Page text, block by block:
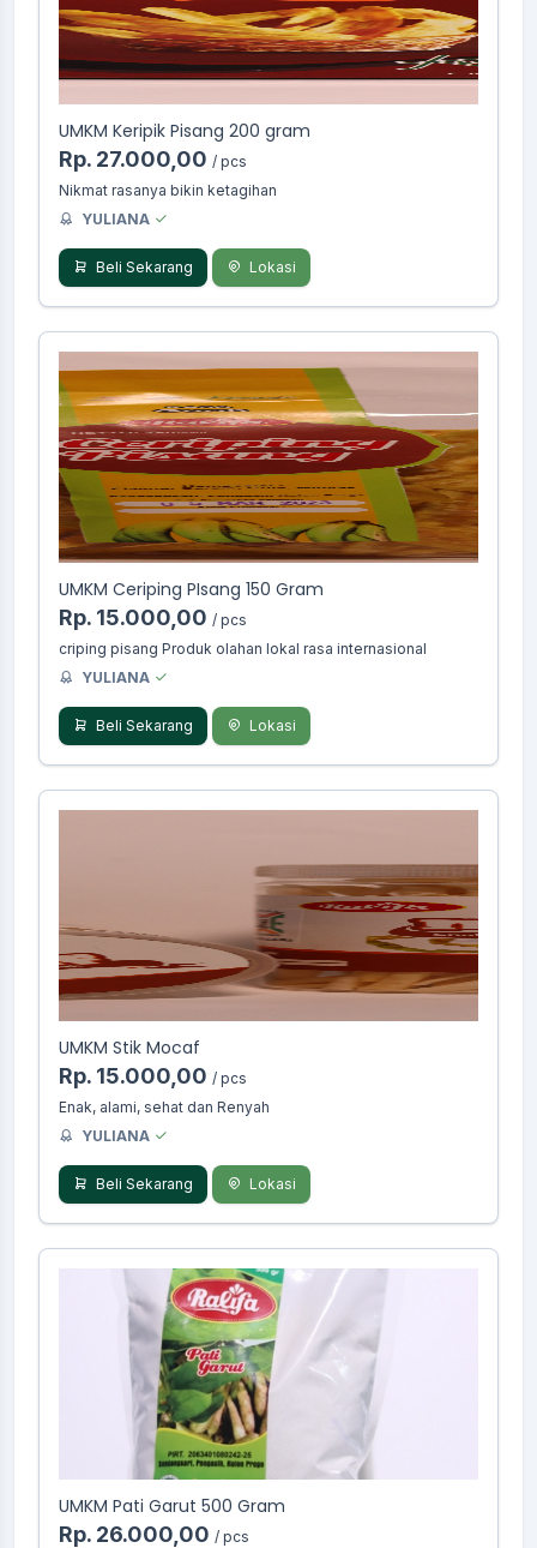
UMKM Keripik Pisang 200 gram
Rp. 27.000,00 / pcs
Nikmat rasanya bikin ketagihan
YULIANA
Beli Sekarang Lokasi
UMKM Ceriping PIsang 150 Gram
Rp. 15.000,00 / pcs
criping pisang Produk olahan lokal rasa internasional
YULIANA
Beli Sekarang Lokasi
UMKM Stik Mocaf
Rp. 15.000,00 / pcs
Enak, alami, sehat dan Renyah
YULIANA
Beli Sekarang Lokasi
UMKM Pati Garut 500 Gram
Rp. 26.000,00 / pcs